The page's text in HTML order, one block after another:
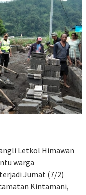
Letkol Himawan
warga
Jumat (7/2)
Kintamani,